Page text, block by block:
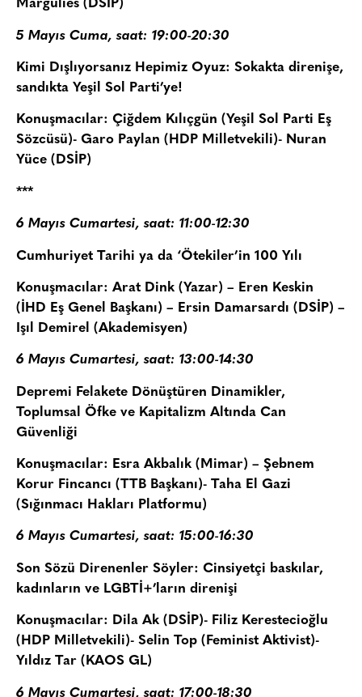
Margulies (DSİP)
5 Mayıs Cuma, saat: 19:00-20:30
Kimi Dışlıyorsanız Hepimiz Oyuz: Sokakta direnişe,
sandıkta Yeşil Sol Parti’ye!
Konuşmacılar: Çiğdem Kılıçgün (Yeşil Sol Parti Eş
Sözcüsü)- Garo Paylan (HDP Milletvekili)- Nuran
Yüce (DSİP)
***
6 Mayıs Cumartesi, saat: 11:00-12:30
Cumhuriyet Tarihi ya da ‘Ötekiler’in 100 Yılı
Konuşmacılar: Arat Dink (Yazar) – Eren Keskin
(İHD Eş Genel Başkanı) – Ersin Damarsardı (DSİP) –
Işıl Demirel (Akademisyen)
6 Mayıs Cumartesi, saat: 13:00-14:30
Depremi Felakete Dönüştüren Dinamikler,
Toplumsal Öfke ve Kapitalizm Altında Can
Güvenliği
Konuşmacılar: Esra Akbalık (Mimar) – Şebnem
Korur Fincancı (TTB Başkanı)- Taha El Gazi
(Sığınmacı Hakları Platformu)
6 Mayıs Cumartesi, saat: 15:00-16:30
Son Sözü Direnenler Söyler: Cinsiyetçi baskılar,
kadınların ve LGBTİ+’ların direnişi
Konuşmacılar: Dila Ak (DSİP)- Filiz Kerestecioğlu
(HDP Milletvekili)- Selin Top (Feminist Aktivist)-
Yıldız Tar (KAOS GL)
6 Mayıs Cumartesi, saat: 17:00-18:30